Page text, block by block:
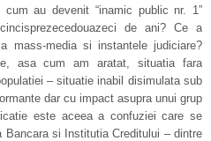
au devenit “inamic public nr. 1”
de ani? Ce a
mass-media si instantele judiciare?
asa cum am aratat, situatia fara
– situatie inabil disimulata sub
dar cu impact asupra unui grup
este aceea a confuziei care se
si Institutia Creditului – dintre